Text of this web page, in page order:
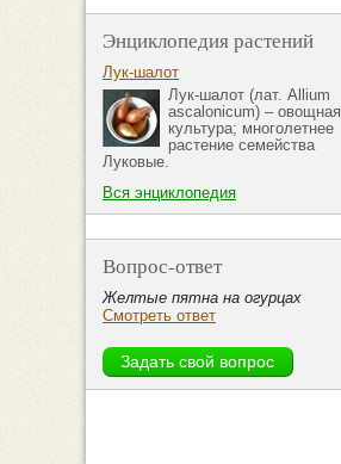
Энциклопедия растений
Лук-шалот
Лук-шалот (лат. Allium
ascalonicum) – овощная
культура; многолетнее
растение семейства
Луковые.
Вся энциклопедия
Вопрос-ответ
Желтые пятна на огурцах
Смотреть ответ